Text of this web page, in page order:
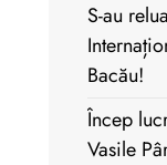
S-au
Bacău!
Încep
Vasile